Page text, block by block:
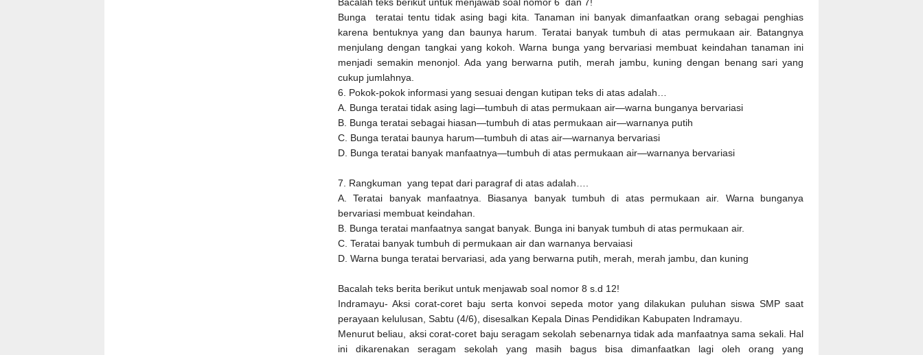
Bunga teratai tentu tidak asing bagi kita. Tanaman ini banyak dimanfaatkan orang sebagai penghias
karena bentuknya yang dan baunya harum. Teratai banyak tumbuh di atas permukaan air. Batangnya
menjulang dengan tangkai yang kokoh. Warna bunga yang bervariasi membuat keindahan tanaman ini
menjadi semakin menonjol. Ada yang berwarna putih, merah jambu, kuning dengan benang sari yang
cukup jumlahnya.
6. Pokok-pokok informasi yang sesuai dengan kutipan teks di atas adalah…
A. Bunga teratai tidak asing lagi—tumbuh di atas permukaan air—warna bunganya bervariasi
B. Bunga teratai sebagai hiasan—tumbuh di atas permukaan air—warnanya putih
C. Bunga teratai baunya harum—tumbuh di atas air—warnanya bervariasi
D. Bunga teratai banyak manfaatnya—tumbuh di atas permukaan air—warnanya bervariasi
7. Rangkuman yang tepat dari paragraf di atas adalah….
A. Teratai banyak manfaatnya. Biasanya banyak tumbuh di atas permukaan air. Warna bunganya
bervariasi membuat keindahan.
B. Bunga teratai manfaatnya sangat banyak. Bunga ini banyak tumbuh di atas permukaan air.
C. Teratai banyak tumbuh di permukaan air dan warnanya bervaiasi
D. Warna bunga teratai bervariasi, ada yang berwarna putih, merah, merah jambu, dan kuning
Bacalah teks berita berikut untuk menjawab soal nomor 8 s.d 12!
Indramayu- Aksi corat-coret baju serta konvoi sepeda motor yang dilakukan puluhan siswa SMP saat
perayaan kelulusan, Sabtu (4/6), disesalkan Kepala Dinas Pendidikan Kabupaten Indramayu.
Menurut beliau, aksi corat-coret baju seragam sekolah sebenarnya tidak ada manfaatnya sama sekali. Hal
ini dikarenakan seragam sekolah yang masih bagus bisa dimanfaatkan lagi oleh orang yang